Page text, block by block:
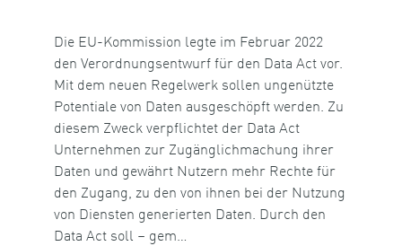
Die EU-Kommission legte im Februar 2022
den Verordnungsentwurf für den Data Act vor.
Mit dem neuen Regelwerk sollen ungenützte
Potentiale von Daten ausgeschöpft werden. Zu
diesem Zweck verpflichtet der Data Act
Unternehmen zur Zugänglichmachung ihrer
Daten und gewährt Nutzern mehr Rechte für
den Zugang, zu den von ihnen bei der Nutzung
von Diensten generierten Daten. Durch den
Data Act soll – gem…